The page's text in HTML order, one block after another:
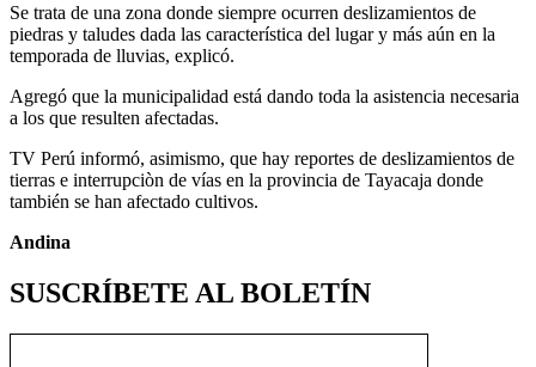
Se trata de una zona donde siempre ocurren deslizamientos de
piedras y taludes dada las característica del lugar y más aún en la
temporada de lluvias, explicó.
Agregó que la municipalidad está dando toda la asistencia necesaria
a los que resulten afectadas.
TV Perú informó, asimismo, que hay reportes de deslizamientos de
tierras e interrupciòn de vías en la provincia de Tayacaja donde
también se han afectado cultivos.
Andina
SUSCRÍBETE AL BOLETÍN